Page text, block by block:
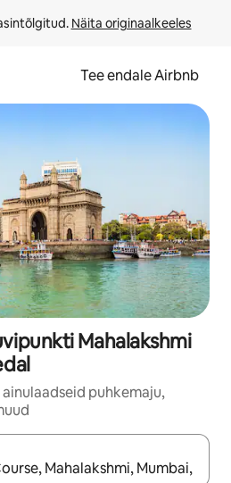
Näita originaalkeeles
Tee endale Airbnb
Mahalakshmi
puhkemaju,
liigu ekraanil nooleklahvidega või